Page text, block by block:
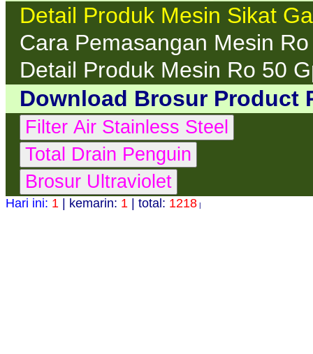
Detail Produk Mesin Sikat
Cara Pemasangan Mesin
Detail Produk Mesin Ro 50
Download Brosur Product
Hari ini: 1 | kemarin: 1 | total: 1218 |